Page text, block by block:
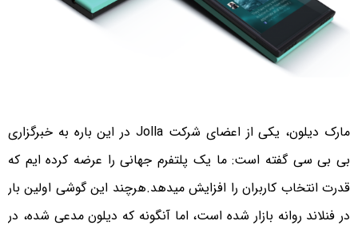
مارک دیلون، یکی از اعضای شرکت Jollaدر این باره به خبرگزاری
بی بی سی گفته است: ما یک پلتفرم جهانی را عرضه کرده ایم که
قدرت انتخاب کاربران را افزایش میدهد.هرچند این گوشی اولین بار
در فنلاند روانه بازار شده است، اما آنگونه که دیلون مدعی شده، در